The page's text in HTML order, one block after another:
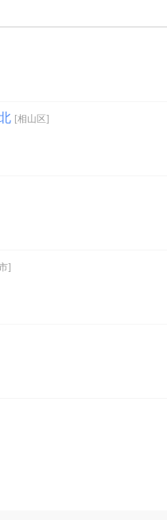
[相山区]
]